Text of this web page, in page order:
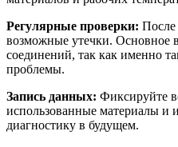
Регулярные проверки: После
возможные утечки. Основное
соединений, так как именно
проблемы.
Запись данных: Фиксируйте
использованные материалы и
диагностику в будущем.